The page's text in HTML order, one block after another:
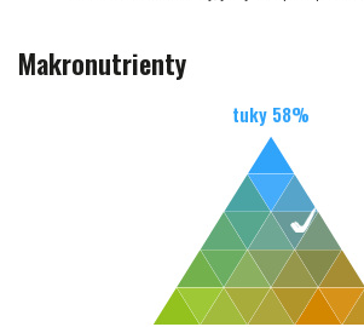
Makronutrienty
tuky 58%